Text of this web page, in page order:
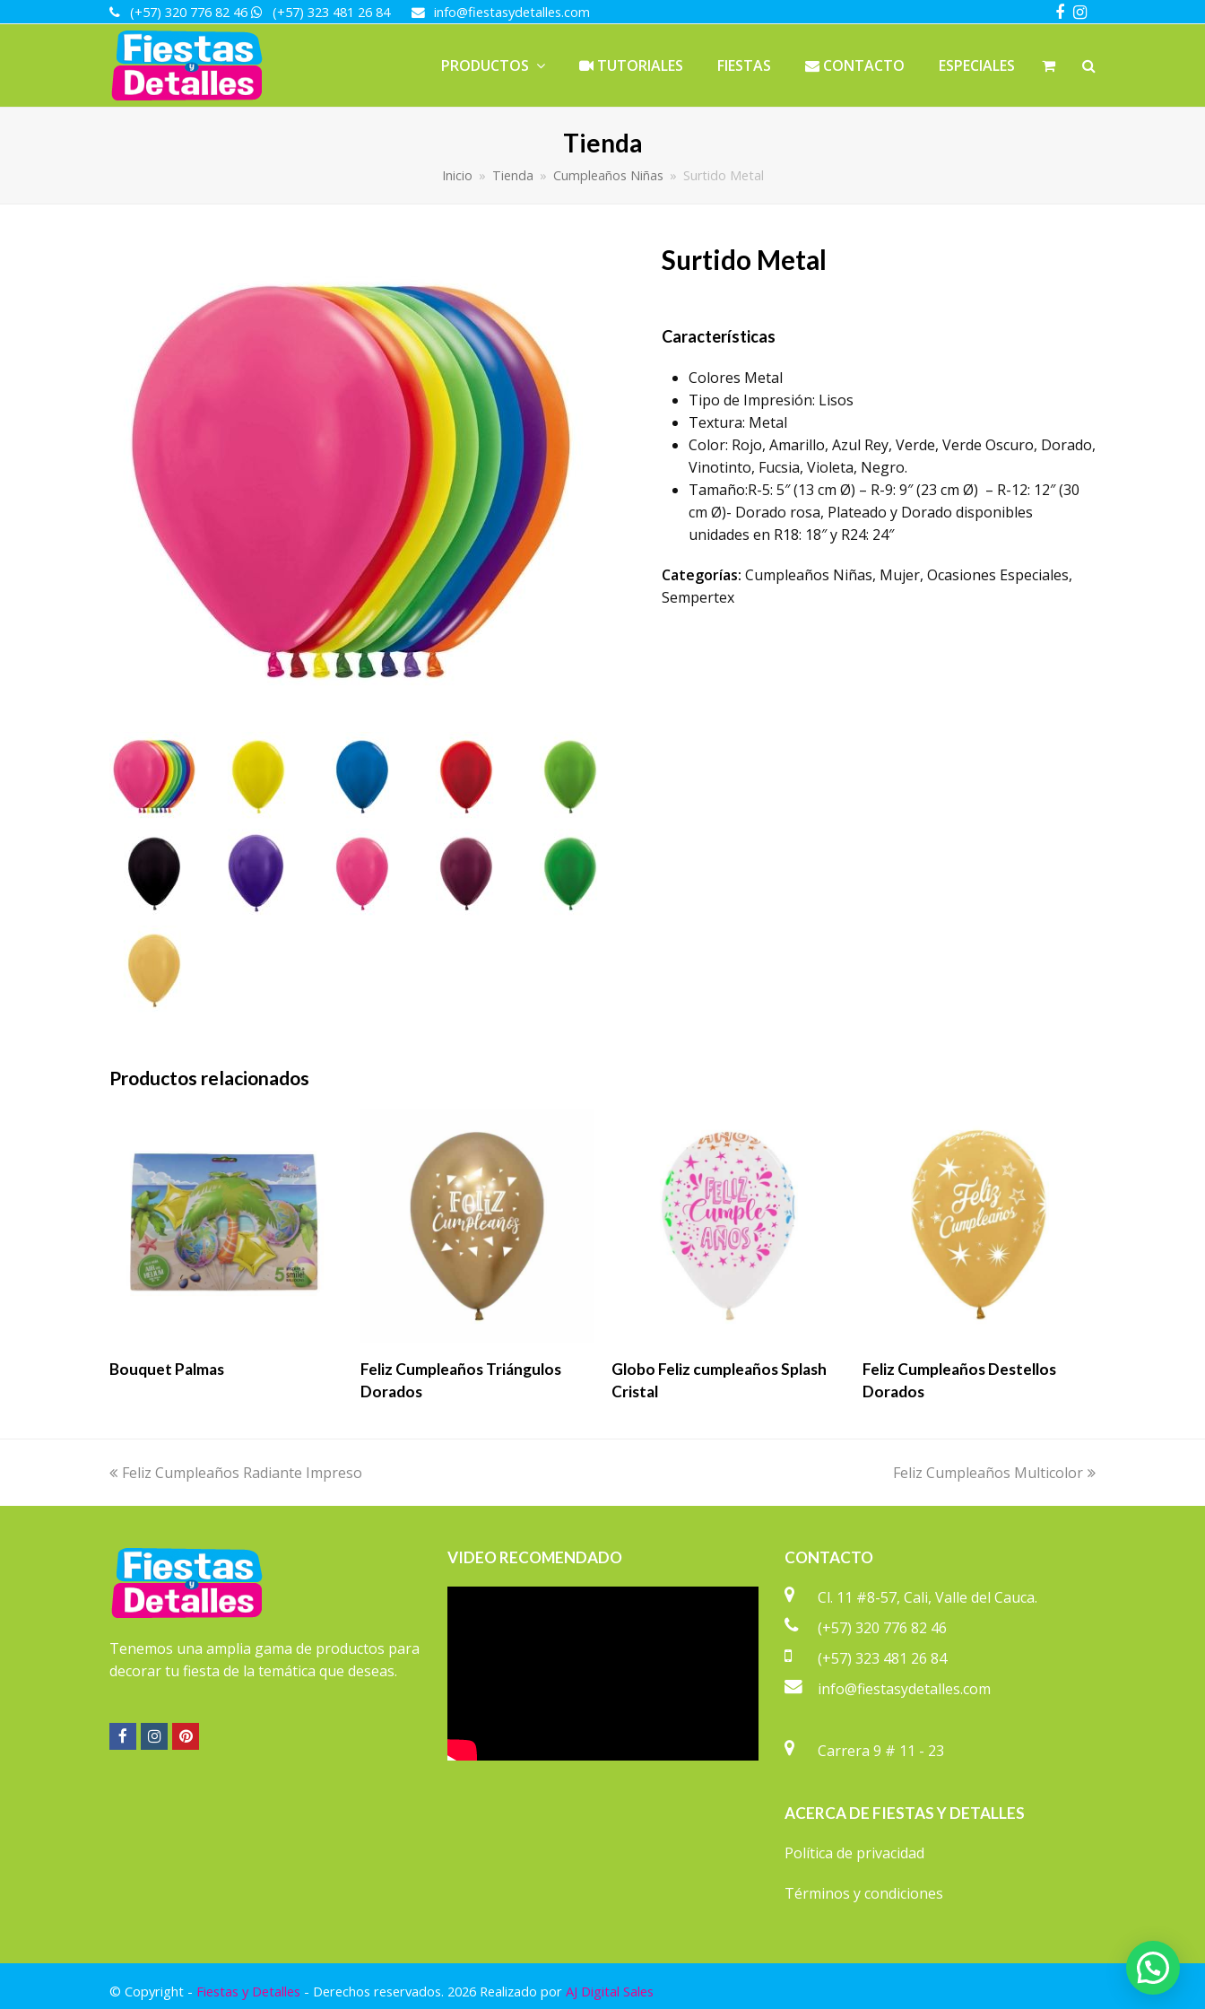
(+57) 320 776 82 46 (+57) 323 481 26 84 info@fiestasydetalles.com Facebook
Instagram
PRODUCTOS TUTORIALES FIESTAS CONTACTO ESPECIALES
Tienda
Inicio » Tienda » Cumpleaños Niñas » Surtido Metal
Surtido Metal
Características
Colores Metal
Tipo de Impresión: Lisos
Textura: Metal
Color: Rojo, Amarillo, Azul Rey, Verde, Verde Oscuro, Dorado,
Vinotinto, Fucsia, Violeta, Negro.
Tamaño:R-5: 5″ (13 cm Ø) – R-9: 9″ (23 cm Ø) – R-12: 12″ (30
cm Ø)- Dorado rosa, Plateado y Dorado disponibles
unidades en R18: 18″ y R24: 24″
Categorías: Cumpleaños Niñas, Mujer, Ocasiones Especiales,
Sempertex
Productos relacionados
LEER MÁS
Bouquet Palmas LEER MÁS
Feliz Cumpleaños Triángulos
Dorados
LEER MÁS
Globo Feliz cumpleaños Splash
Cristal
LEER MÁS
Feliz Cumpleaños Destellos
Dorados
previous
Feliz Cumpleaños Radiante Impreso
next
Feliz Cumpleaños Multicolor
Tenemos una amplia gama de productos para
decorar tu fiesta de la temática que deseas.
Facebook
Instagram
Pinterest
VIDEO RECOMENDADO CONTACTO
Cl. 11 #8-57, Cali, Valle del Cauca.
(+57) 320 776 82 46
(+57) 323 481 26 84
info@fiestasydetalles.com
Carrera 9 # 11 - 23
ACERCA DE FIESTAS Y DETALLES
Política de privacidad
Términos y condiciones
© Copyright - Fiestas y Detalles - Derechos reservados. 2026 Realizado por AJ Digital Sales